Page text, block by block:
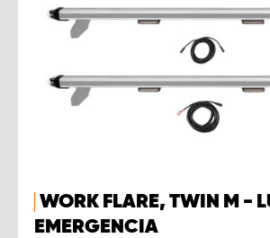
WORK FLARE, TWIN M -
EMERGENCIA